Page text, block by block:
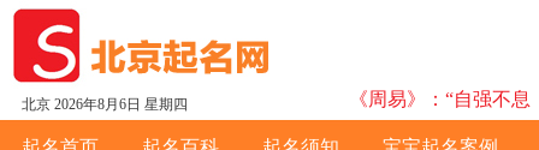
北京 2026年8月6日 星期四 《周易》：“自强不